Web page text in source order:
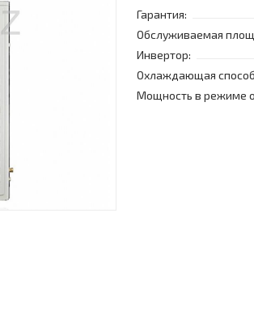
Гарантия:
Обслуживаемая
Инвертор:
Охлаждающая
Мощность в режиме